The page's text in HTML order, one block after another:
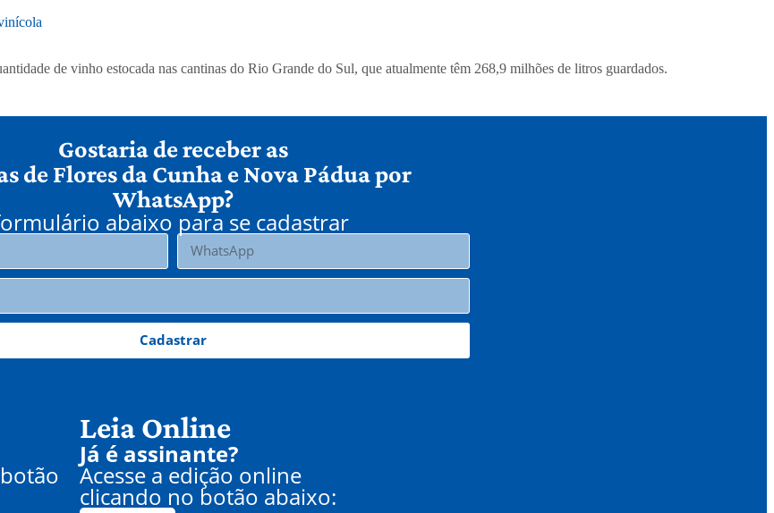
de vinho estocada nas cantinas do Rio Grande do Sul, que atualmente têm 268,9 milhões de litros guardados.
Gostaria de receber as
de Flores da Cunha e Nova Pádua por
WhatsApp?
abaixo para se cadastrar
Cadastrar
Leia Online
Já é assinante?
Acesse a edição online
clicando no botão abaixo: